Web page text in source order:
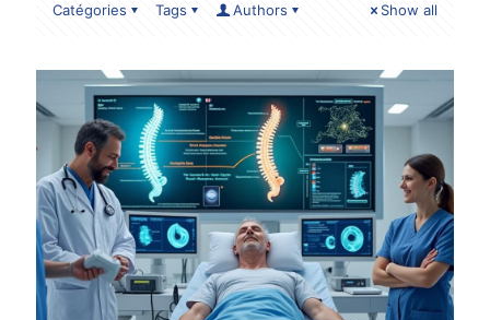
Catégories Tags Authors Show all